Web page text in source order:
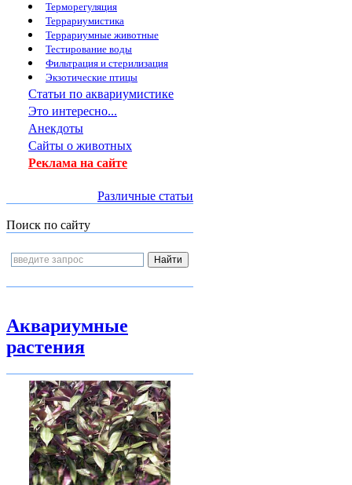
Терморегуляция
Террариумистика
Террариумные животные
Тестирование воды
Фильтрация и стерилизация
Экзотические птицы
Статьи по аквариумистике
Это интересно...
Анекдоты
Сайты о животных
Реклама на сайте
Различные статьи
Поиск по сайту
Аквариумные
растения